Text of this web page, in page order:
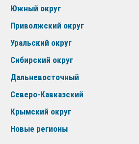
Южный округ
Приволжский округ
Уральский округ
Сибирский округ
Дальневосточный
Северо-Кавказский
Крымский округ
Новые регионы